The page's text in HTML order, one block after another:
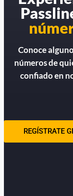
Conoce
números de
confiado en
REGÍSTRATE